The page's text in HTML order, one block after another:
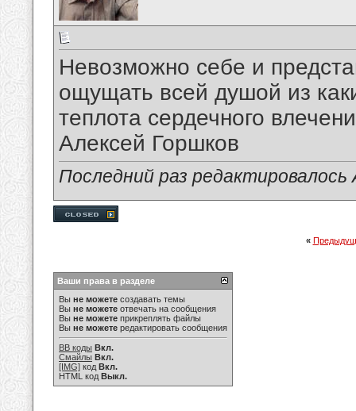
Невозможно себе и
ощущать всей душой из
теплота сердечного
Алексей Горшков
Последний раз
«
Ваши права в разделе
Вы не можете создавать темы
Вы не можете отвечать на сообщения
Вы не можете прикреплять файлы
Вы не можете редактировать сообщения
BB коды Вкл.
Смайлы Вкл.
[IMG] код Вкл.
HTML код Выкл.